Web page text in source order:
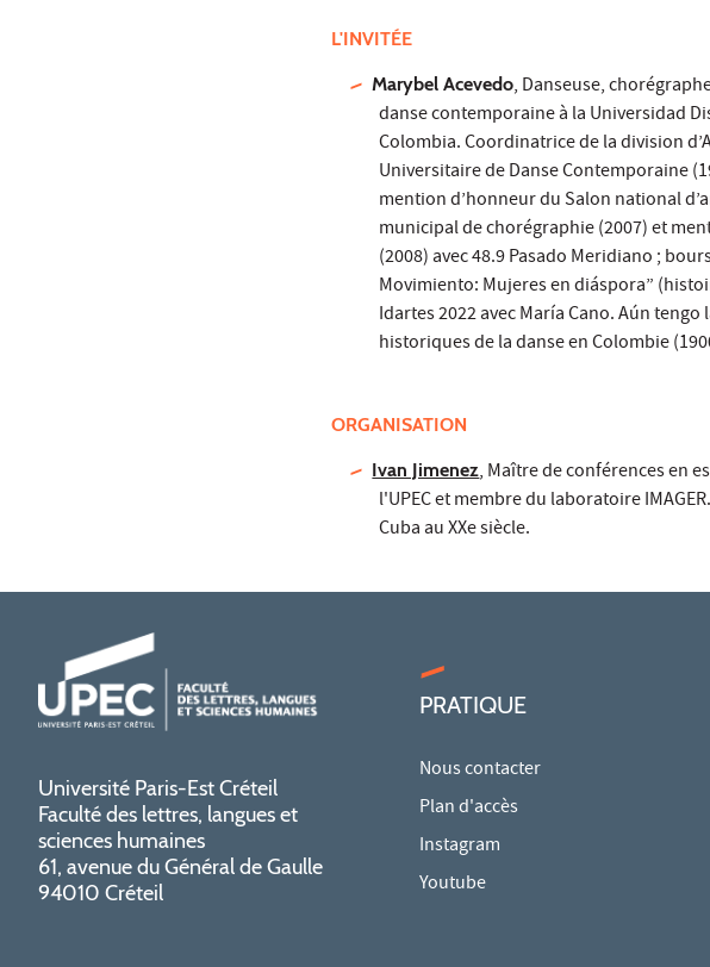
L'INVITÉE
Marybel Acevedo, Danseuse,
danse contemporaine à la Universidad
Colombia. Coordinatrice de la division
Universitaire de Danse Contemporaine
mention d’honneur du Salon national
municipal de chorégraphie (2007) et
(2008) avec 48.9 Pasado Meridiano ;
Movimiento: Mujeres en diáspora”
Idartes 2022 avec María Cano. Aún
historiques de la danse en Colombie
ORGANISATION
Ivan Jimenez, Maître de conférences en
l'UPEC et membre du laboratoire
Cuba au XXe siècle.
Université Paris-Est Créteil
Faculté des lettres, langues et
sciences humaines
61, avenue du Général de Gaulle
94010 Créteil
PRATIQUE
Nous contacter
Plan d'accès
Instagram
Youtube